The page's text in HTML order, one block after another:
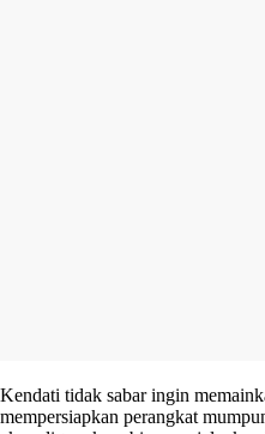
Kendati tidak sabar ingin
mempersiapkan perangkat